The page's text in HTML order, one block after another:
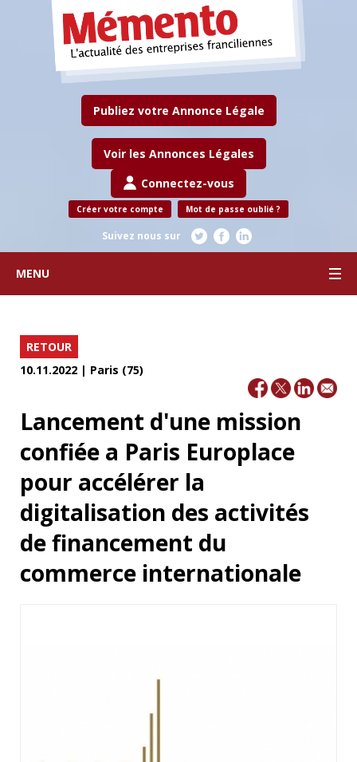
Publiez votre Annonce Légale
Voir les Annonces Légales
Connectez-vous
Créer votre compte Mot de passe oublié ?
Suivez nous sur
MENU
RETOUR
10.11.2022 | Paris (75)
Lancement d'une mission
confiée a Paris Europlace
pour accélérer la
digitalisation des activités
de financement du
commerce internationale